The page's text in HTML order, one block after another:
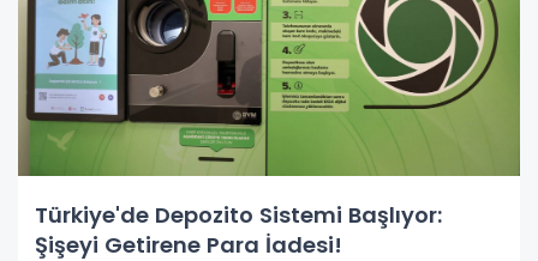
Türkiye'de Depozito Sistemi Başlıyor:
Şişeyi Getirene Para İadesi!